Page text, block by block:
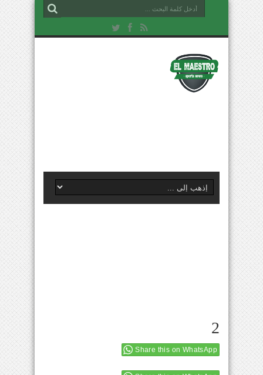
2
Share this on WhatsApp